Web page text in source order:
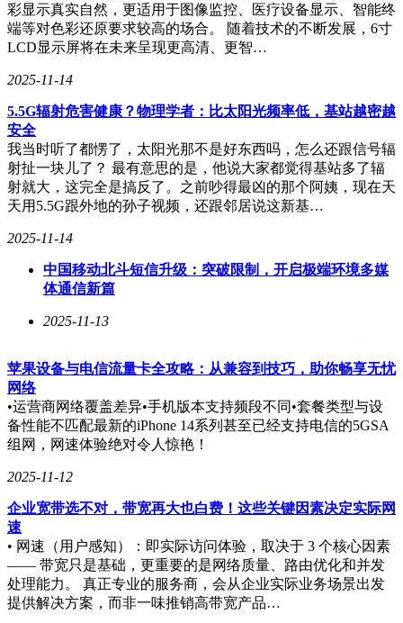
2024年，数博会以“数智共生：开创数字经济高质量发展新未
来”为主题，吸引了来自全球10个国家的驻华使节及众多国际
3000家，创历史新高。华为、南方电网等企业联合生态伙伴亮
相，促成多个项目签约。2025年，数博会以“国际化、专业
化、产业化”为特色，重磅打造6大主题展馆，特别是在国际化
方面，“数字丝绸之路”国际展区集结了30余家共建“一带一
路”沿线企业，带来了跨境合作的新机遇。
十年间，数博会见证的不仅是数字的增长，更是全球数字经济
领域新技术、新产品、新方案和新应用的不断涌现。当参观者
过AR眼镜操控“数据工厂”模型，体验L4级自动驾驶的平稳流
畅时，他们触碰到的，已远不止技术本身，而是数博会作
为“首发高地”的全球影响力与引领地位。
彩显示真实自然，更适用于图像监控、医疗设备显示、智能终
端等对色彩还原要求较高的场合。 随着技术的不断发展，6寸
LCD显示屏将在未来呈现更高清、更智…
2025-11-14
5.5G辐射危害健康？物理学者：比太阳光频率低，基站越密越
安全
我当时听了都愣了，太阳光那不是好东西吗，怎么还跟信号辐
射扯一块儿了？ 最有意思的是，他说大家都觉得基站多了辐
射就大，这完全是搞反了。之前吵得最凶的那个阿姨，现在天
天用5.5G跟外地的孙子视频，还跟邻居说这新基…
2025-11-14
中国移动北斗短信升级：突破限制，开启极端环境多媒
体通信新篇
2025-11-13
苹果设备与电信流量卡全攻略：从兼容到技巧，助你畅享无忧
网络
•运营商网络覆盖差异•手机版本支持频段不同•套餐类型与设
备性能不匹配最新的iPhone 14系列甚至已经支持电信的5GSA
组网，网速体验绝对令人惊艳！
2025-11-12
企业宽带选不对，带宽再大也白费！这些关键因素决定实际网
速
• 网速（用户感知）：即实际访问体验，取决于 3 个核心因素
—— 带宽只是基础，更重要的是网络质量、路由优化和并发
处理能力。 真正专业的服务商，会从企业实际业务场景出发
提供解决方案，而非一味推销高带宽产品…